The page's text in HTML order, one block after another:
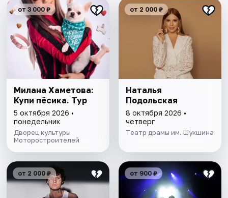
от 3 000 ₽
Милана Хаметова:
Купи пёсика. Тур
5 октября 2026 •
понедельник
Дворец культуры
Моторостроителей
от 2 000 ₽
Наталья
Подольская
8 октября 2026 •
четверг
Театр драмы им. Шукшина
от 2 000 ₽ от 900 ₽